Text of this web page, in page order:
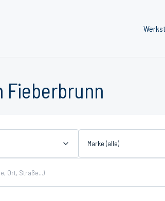
Marke (alle)